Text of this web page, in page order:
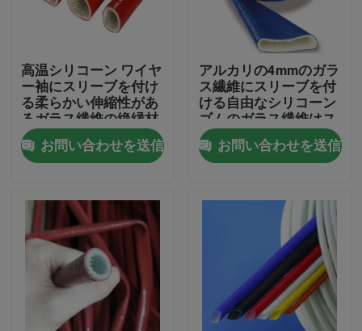
工場旅行
品質管理
私達に連絡しなさい
適用範囲が広いポリ塩化ビニールの管
熱-縮みやすい管
波形の適用範囲が広い管
高温シリコーン ワイヤ
ー袖にスリーブを付け
る柔らかい伸縮性があ
るガラス繊維の絶縁材
お問い合わせを送信
アルカリの4mmのガラ
ス繊維にスリーブを付
ける自由なシリコーン
ゴムのガラス繊維はス
リーブを付けることを
編んだお問い合わせを送信